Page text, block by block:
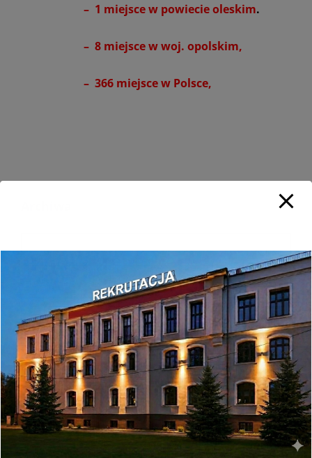
– 1 miejsce w powiecie oleskim.
– 8 miejsce w woj. opolskim,
– 366 miejsce w Polsce,
Szukaj
Popularne Ostanie
Stypendium Prezesa Rady Ministrów dla Natalii
23 października, 2015